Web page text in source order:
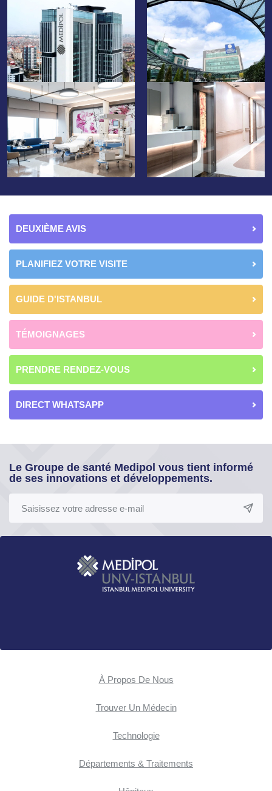
DEUXIÈME AVIS
PLANIFIEZ VOTRE VISITE
GUIDE D'ISTANBUL
TÉMOIGNAGES
PRENDRE RENDEZ-VOUS
DIRECT WHATSAPP
Le Groupe de santé Medipol vous tient informé
de ses innovations et développements.
À Propos De Nous
Trouver Un Médecin
Technologie
Départements & Traitements